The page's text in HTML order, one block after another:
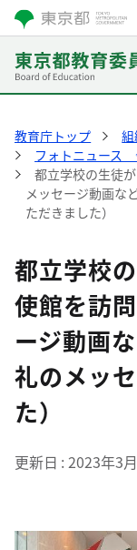
教育庁トップ
フォトニュース
都立学校の生徒
メッセージ動画な
ただきました）
都立学校
使館を訪
ージ動画
礼のメッ
た）
更新日 2023年3